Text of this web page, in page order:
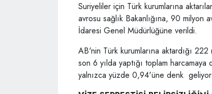
Suriyeliler için Türk kurumlarına
avrosu sağlık Bakanlığına, 90
İdaresi Genel Müdürlüğüne verildi.
AB'nin Türk kurumlarına aktardığı
son 6 yılda yaptığı toplam
yalnızca yüzde 0,94'üne denk geliyor.